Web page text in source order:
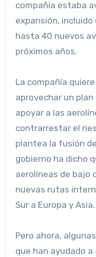
compañía estaba
expansión,
hasta 40 nuevos
próximos años.
La compañía quiere modernizar su flota para
aprovechar un
apoyar a las
contrarrestar el
plantea la fusión
gobierno ha dicho
aerolíneas de bajo
nuevas rutas
Sur a Europa y Asia.
Pero ahora,
que han ayudado